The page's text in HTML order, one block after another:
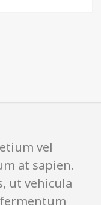
In enim
imperdiet a,
Nullam dictum
pretium.